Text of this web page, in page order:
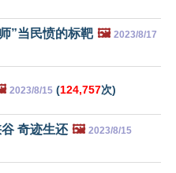
”当民愤的标靶 🖼️ 2023/8/17
2023/8/15 (124,757次)
奇迹生还 🖼️ 2023/8/15